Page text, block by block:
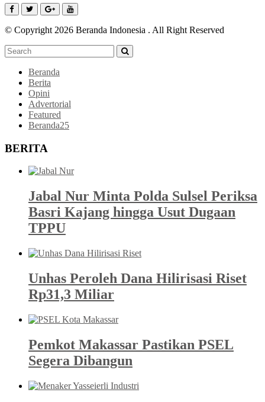
© Copyright 2026 Beranda Indonesia . All Right Reserved
Beranda
Berita
Opini
Advertorial
Featured
Beranda25
BERITA
Jabal Nur Minta Polda Sulsel Periksa
Basri Kajang hingga Usut Dugaan
TPPU
Unhas Peroleh Dana Hilirisasi Riset
Rp31,3 Miliar
Pemkot Makassar Pastikan PSEL
Segera Dibangun